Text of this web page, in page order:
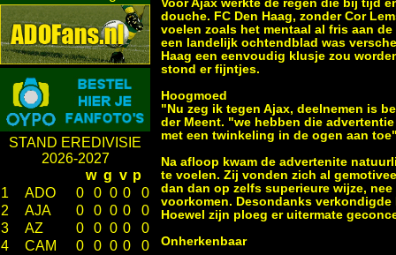
STAND EREDIVISIE
2026-2027
w g v p
1
ADO 0 0 0 0
0
2
AJA 0 0 0 0
0
3
AZ 0 0 0 0
0
4
CAM 0 0 0 0
0
Voor Ajax werkte de regen die bij tijd
douche. FC Den Haag, zonder Cor
voelen zoals het mentaal al fris aan
een landelijk ochtendblad was
Haag een eenvoudig klusje zou
stond er fijntjes.
Hoogmoed
"Nu zeg ik tegen Ajax, deelnemen is
der Meent. "we hebben die
met een twinkeling in de ogen aan
Na afloop kwam de advertenite
te voelen. Zij vonden zich al
dan dan op zelfs superieure wijze,
voorkomen. Desondanks
Hoewel zijn ploeg er uitermate
Onherkenbaar